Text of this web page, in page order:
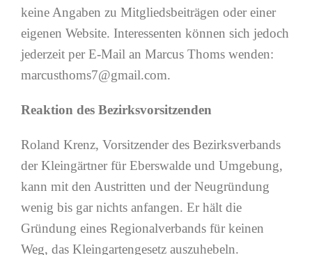
keine Angaben zu Mitgliedsbeiträgen oder einer
eigenen Website. Interessenten können sich jedoch
jederzeit per E-Mail an Marcus Thoms wenden:
marcusthoms7@gmail.com.
Reaktion des Bezirksvorsitzenden
Roland Krenz, Vorsitzender des Bezirksverbands
der Kleingärtner für Eberswalde und Umgebung,
kann mit den Austritten und der Neugründung
wenig bis gar nichts anfangen. Er hält die
Gründung eines Regionalverbands für keinen
Weg, das Kleingartengesetz auszuhebeln.